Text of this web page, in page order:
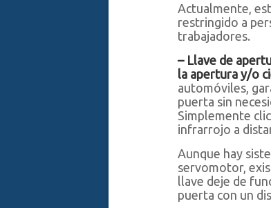
Actualmente,
restringido a
trabajadores.
– Llave de
la apertura y/o
automóviles,
puerta sin
Simplemente
infrarrojo a
Aunque hay
servomotor,
llave deje de
puerta con un